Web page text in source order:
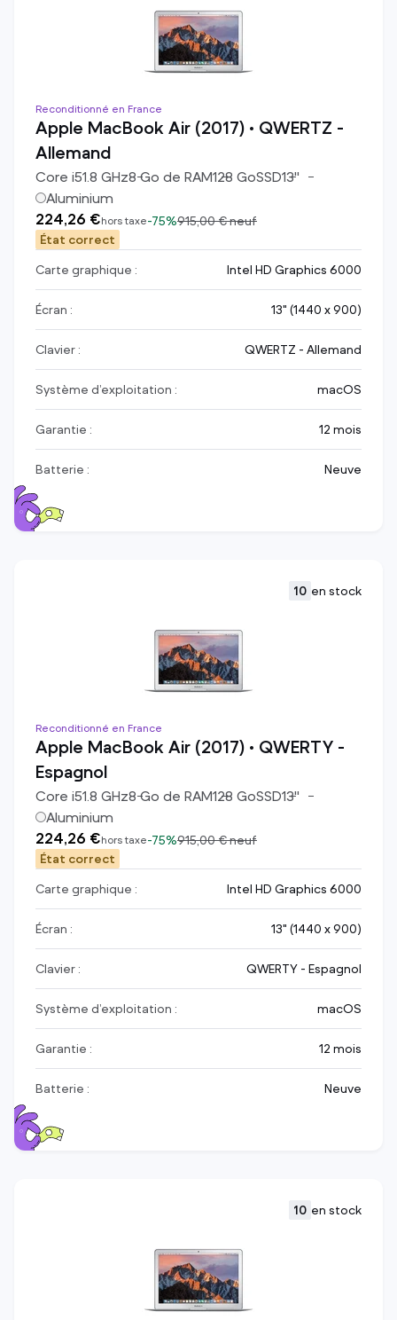
Reconditionné en France
Apple MacBook Air (2017) • QWERTZ -
Allemand
Core i51.8 GHz8Go de RAM128 GoSSD13"
Aluminium
224,26 €hors taxe-75%915,00 €neuf
État correct
Carte graphique :
Intel HD Graphics 6000
Écran : 13" (1440 x 900)
Clavier : QWERTZ - Allemand
Système d’exploitation : macOS
Garantie : 12 mois
Batterie : Neuve
10 en stock
Reconditionné en France
Apple MacBook Air (2017) • QWERTY -
Espagnol
Core i51.8 GHz8Go de RAM128 GoSSD13"
Aluminium
224,26 €hors taxe-75%915,00 €neuf
État correct
Carte graphique :
Intel HD Graphics 6000
Écran : 13" (1440 x 900)
Clavier : QWERTY - Espagnol
Système d’exploitation : macOS
Garantie : 12 mois
Batterie : Neuve
10 en stock